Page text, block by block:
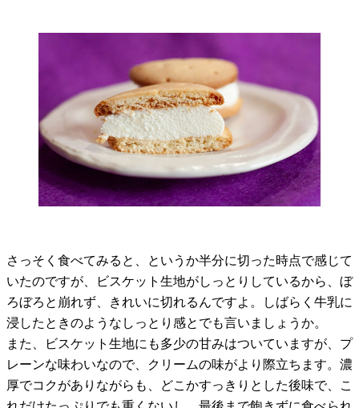
さっそく食べてみると、というか半分に切った時点で感じて
いたのですが、ビスケット生地がしっとりしているから、ぼ
ろぼろと崩れず、きれいに切れるんですよ。しばらく牛乳に
浸したときのようなしっとり感とでも言いましょうか。
また、ビスケット生地にも多少の甘みはついていますが、プ
レーンな味わいなので、クリームの味がより際立ちます。濃
厚でコクがありながらも、どこかすっきりとした後味で、こ